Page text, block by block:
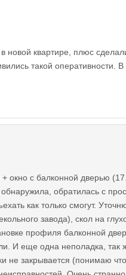
новой квартире, плюс
такой оперативности.
окно с балконной дверью
обратилась с
как только смогут.
завода), скол на
профиля балконной
И еще одна неполадка, так
не закрывается (понимаю